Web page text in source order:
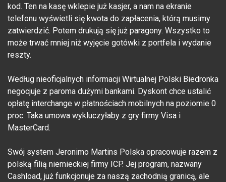
kod. Ten na kasę wklepie już kasjer, a nam na ekranie
telefonu wyświetli się kwota do zapłacenia, którą musimy
zatwierdzić. Potem drukują się już paragony. Wszystko to
może trwać mniej niż wyjęcie gotówki z portfela i wydanie
reszty.
Według nieoficjalnych informacji Wirtualnej Polski Biedronka
negocjuje z paroma dużymi bankami. Dyskont chce ustalić
opłatę interchange w płatnościach mobilnych na poziomie 0
proc. Taka umowa wykluczyłaby z gry firmy Visa i
MasterCard.
Swój system Jeronimo Martins Polska opracowuje razem z
polską filią niemieckiej firmy ICP. Jej program, nazwany
Cashload, już funkcjonuje za naszą zachodnią granicą, ale